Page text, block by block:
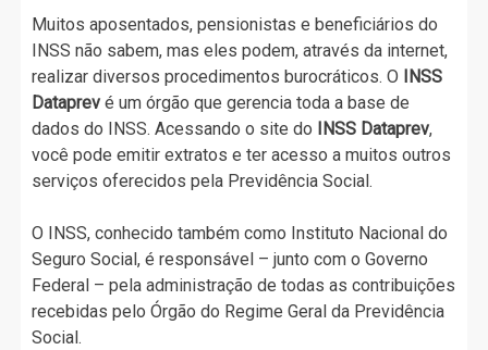
Muitos aposentados, pensionistas e beneficiários do
INSS não sabem, mas eles podem, através da internet,
realizar diversos procedimentos burocráticos. O
INSS
Dataprevé um órgão que gerencia toda a base de
dados do INSS. Acessando o site do
INSS Dataprev,
você pode emitir extratos e ter acesso a muitos outros
serviços oferecidos pela Previdência Social.
O INSS, conhecido também como Instituto Nacional do
Seguro Social, é responsável – junto com o Governo
Federal – pela administração de todas as contribuições
recebidas pelo Órgão do Regime Geral da Previdência
Social.